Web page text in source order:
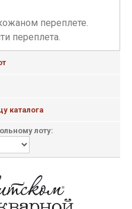
переплете.
переплета.
каталога
лоту: